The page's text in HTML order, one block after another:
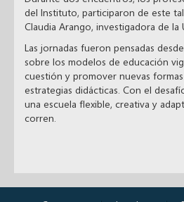
del Instituto, participaron de este
Claudia Arango, investigadora de la
Las jornadas fueron pensadas
sobre los modelos de educación
cuestión y promover nuevas
estrategias didácticas. Con el
una escuela flexible, creativa y
corren.